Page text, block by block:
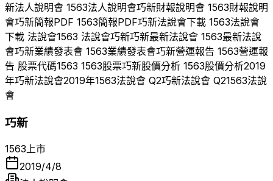
新法人說明會 1563法人說明會巧新財報說明會 1563財報說明
會巧新簡報PDF 1563簡報PDF巧新法說會下載 1563法說會
下載 法說會1563 法說會巧新巧新最新法說會 1563最新法說
會巧新業績發表會 1563業績發表會巧新營運報告 1563營運報
告 股票代碼1563 1563股票巧新股價分析 1563股價分析2019
年巧新法說會2019年1563法說會 Q2巧新法說會 Q21563法說
會
巧新
1563上市
2019/4/8